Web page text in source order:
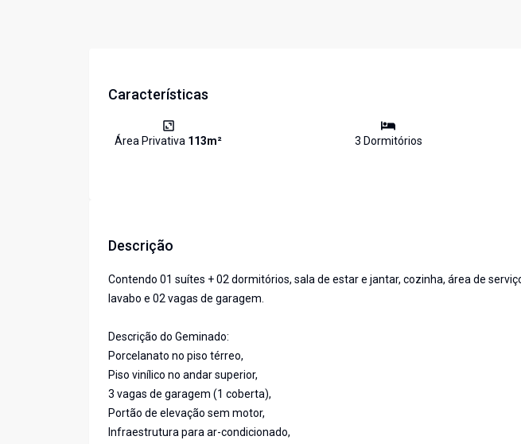
Características
Área Privativa 113m² 3 Dormitórios
Descrição
Contendo 01 suítes + 02 dormitórios, sala de estar e jantar, cozinha, área de
lavabo e 02 vagas de garagem.
Descrição do Geminado:
Porcelanato no piso térreo,
Piso vinílico no andar superior,
3 vagas de garagem (1 coberta),
Portão de elevação sem motor,
Infraestrutura para ar-condicionado,